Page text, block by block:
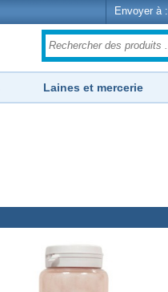
Envoyer à :
Laines et mercerie